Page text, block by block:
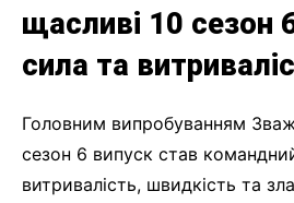
щасливі 10 сезон
сила та
Головним випробуванням
сезон 6 випуск став
витривалість, швидкість та